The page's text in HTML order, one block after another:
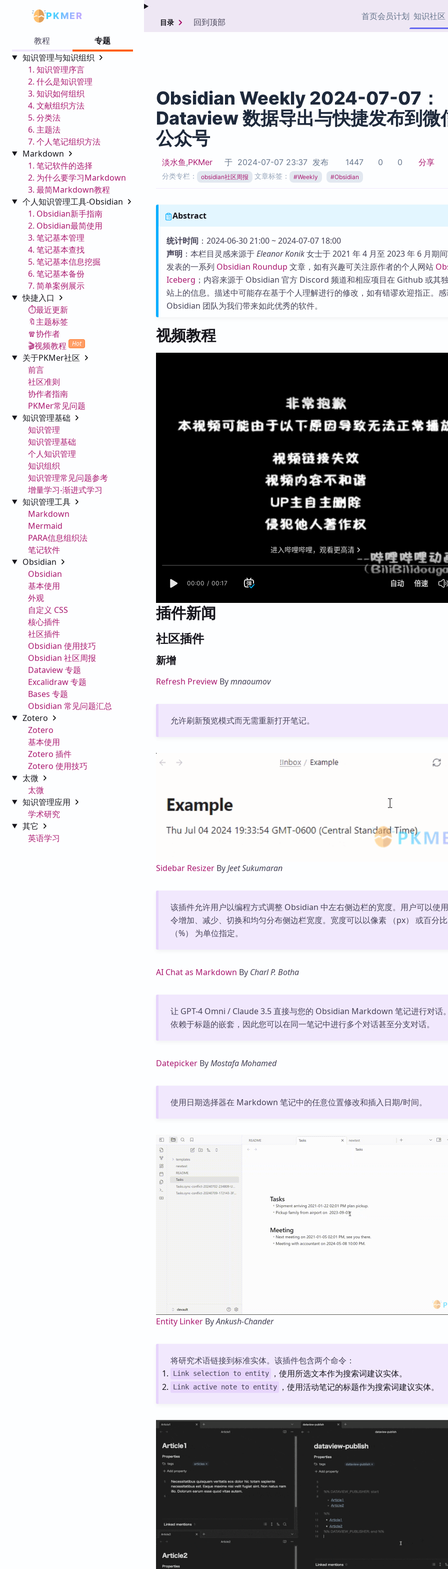
PKMER 首页会员计划 知识社区
协作者
视频教程
Obsidian 专题
知识管理
载
PKMer Market
加速访问 Obsidian 官方
Zotero 插件
Zotero 插件资源与加速
服务
ZK
库
教程
专题
知识管理与知识组织
1. 知识管理序言
2. 什么是知识管理
3. 知识如何组织
4. 文献组织方法
5. 分类法
6. 主题法
7. 个人笔记组织方法
Markdown
1. 笔记软件的选择
2. 为什么要学习Markdown
3. 最简Markdown教程
个人知识管理工具-Obsidian
1. Obsidian新手指南
2. Obsidian最简使用
3. 笔记基本管理
4. 笔记基本查找
5. 笔记基本信息挖掘
6. 笔记基本备份
7. 简单案例展示
快捷入口
⏱️最近更新
🔖主题标签
🧣协作者
🎬视频教程
Hot
关于PKMer社区
前言
社区准则
协作者指南
PKMer常见问题
知识管理基础
知识管理
知识管理基础
个人知识管理
知识组织
知识管理常见问题参考
增量学习-渐进式学习
知识管理工具
Markdown
Mermaid
PARA信息组织法
笔记软件
Obsidian
Obsidian
基本使用
外观
自定义 CSS
核心插件
社区插件
Obsidian 使用技巧
Obsidian 社区周报
Dataview 专题
Excalidraw 专题
Bases 专题
Obsidian 常见问题汇总
Zotero
Zotero
基本使用
Zotero 插件
Zotero 使用技巧
太微
太微
知识管理应用
学术研究
其它
英语学习
目录 回到顶部
Obsidian Weekly 2024-07-07：
Dataview 数据导出与快捷发布到微
公众号
淡水鱼 ,PKMer 于 2024-07-07 23:37 发布 1447 0 0 分享
分类专栏： obsidian社区周报 文章标签： #Weekly #Obsidian
Abstract
统计时间 ：2024-06-30 21:00 ~ 2024-07-07 18:00
声明 ：本栏目灵感来源于Eleanor Konik女士于 2021 年 4 月至 2023 年 6 月期
发表的一系列 Obsidian Roundup 文章，如有兴趣可关注原作者的个人网站
Iceberg ；内容来源于 Obsidian 官方 Discord 频道和相应项目在 Github 或其
站上的信息。描述中可能存在基于个人理解进行的修改，如有错谬欢迎指正。
Obsidian 团队为我们带来如此优秀的软件。
视频教程
插件新闻
社区插件
新增
Refresh Preview Bymnaoumov
允许刷新预览模式而无需重新打开笔记。
Sidebar Resizer ByJeet Sukumaran
该插件允许用户以编程方式调整 Obsidian 中左右侧边栏的宽度。用户可以使
令增加、减少、切换和均匀分布侧边栏宽度。宽度可以以像素 （px） 或百分比
（%） 为单位指定。
AI Chat as Markdown By Charl P. Botha
让 GPT-4 Omni / Claude 3.5 直接与您的 Obsidian Markdown 笔记进行对话
依赖于标题的嵌套，因此您可以在同一笔记中进行多个对话甚至分支对话。
Datepicker ByMostafa Mohamed
使用日期选择器在 Markdown 笔记中的任意位置修改和插入日期/时间。
Entity Linker ByAnkush-Chander
将研究术语链接到标准实体。该插件包含两个命令：
Link selection to entity ，使用所选文本作为搜索词建议实体。
Link active note to entity ，使用活动笔记的标题作为搜索词建议实体。